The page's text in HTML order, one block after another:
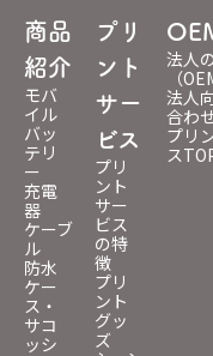
商品
紹介
モバ
イル
バッ
テリ
ー
充電
器
ケーブ
ル
防水
ケー
ス・
サコ
ッシ
プリ
ント
サー
ビス
プリ
ント
サー
ビス
の特
徴
プリ
ント
グッ
ズ
法人
（
法人
合わ
プリ
ス